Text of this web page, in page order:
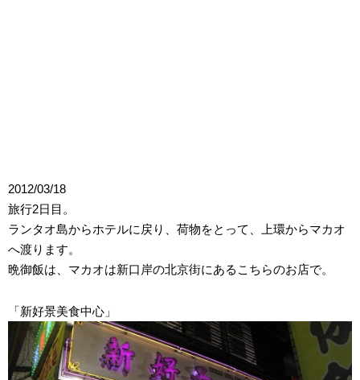
2012/03/18
旅行2日目。
ランタオ島からホテルに戻り、荷物をとって、上環からマカオ
へ渡ります。
晩御飯は、マカオは新口岸の北京街にあるこちらのお店で。
「新好景美食中心」